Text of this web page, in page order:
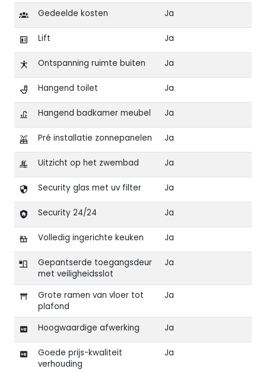
Gedeelde kosten Ja
Lift Ja
Ontspanning ruimte buiten Ja
Hangend toilet Ja
Hangend badkamer meubel Ja
Pré installatie zonnepanelen Ja
Uitzicht op het zwembad Ja
Security glas met uv filter Ja
Security 24/24 Ja
Volledig ingerichte keuken Ja
Gepantserde toegangsdeur
met veiligheidsslot
Ja
Grote ramen van vloer tot
plafond
Ja
Hoogwaardige afwerking Ja
Goede prijs-kwaliteit
verhouding
Ja